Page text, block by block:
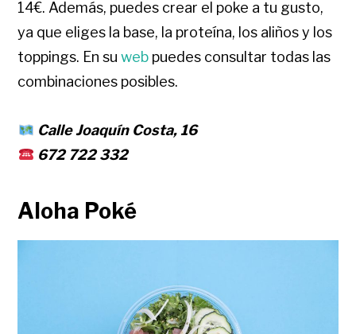
14€. Además, puedes crear el poke a tu gusto,
ya que eliges la base, la proteína, los aliños y los
toppings. En suweb puedes consultar todas las
combinaciones posibles.
Calle Joaquín Costa, 16
672 722 332
Aloha Poké